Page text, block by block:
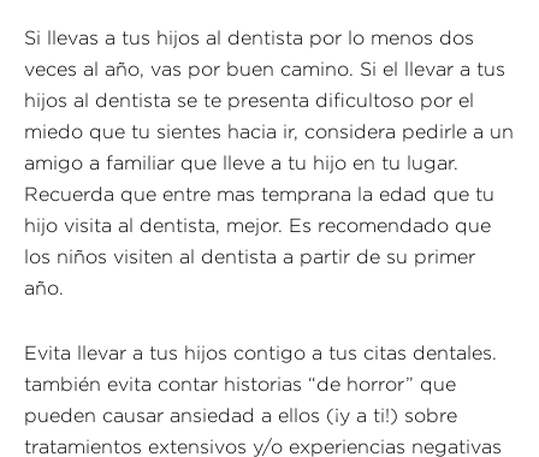
Si llevas a tus hijos al dentista por lo menos dos
veces al año, vas por buen camino. Si el llevar a tus
hijos al dentista se te presenta dificultoso por el
miedo que tu sientes hacia ir, considera pedirle a un
amigo a familiar que lleve a tu hijo en tu lugar.
Recuerda que entre mas temprana la edad que tu
hijo visita al dentista, mejor. Es recomendado que
los niños visiten al dentista a partir de su primer
año.
Evita llevar a tus hijos contigo a tus citas dentales.
también evita contar historias “de horror” que
pueden causar ansiedad a ellos (¡y a ti!) sobre
tratamientos extensivos y/o experiencias negativas